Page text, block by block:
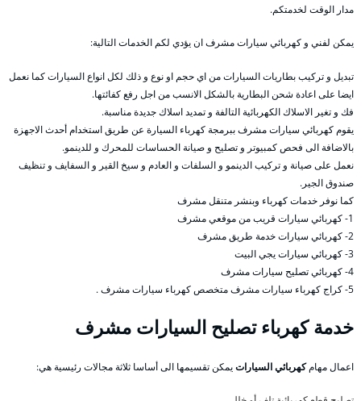
مدار الوقت لخدمتكم.
يمكن لفني و كهربائي سيارات مشرف ان يؤدي لكم الخدمات التالية:
تبديل و تركيب بطاريات السيارات من اي حجم او نوع و ذلك لكل انواع السيارات كما نعمل
ايضا على اعادة شحن البطارية بالشكل الانسب من اجل رفع كفائتها.
فك و تغير الاسلاك الكهربائية التالفة و تمديد اسلاك جديدة مناسبة.
يقوم كهربائي سيارات مشرف ببرمجة كهرباء السيارة عن طريق استخدام أحدث الاجهزة
بالاضافة الى فحص كمبيوتر و تصليح و صيانة الحساسات للمحرك و للدينمو.
نعمل على صيانة و تركيب الدينمو و السلفات و العادم و سيخ القير و السفايف و تنظيف
صندوق الجير.
كما نوفر خدمات كهرباء وبنشر متنقل مشرف
1- كهربائي سيارات قريب من موقعي مشرف
2- كهربائي سيارات خدمة طريق مشرف
3- كهربائي سيارات يجي البيت
4- كهربائي تصليح سيارات مشرف
5- كراج كهرباء سيارات مشرف متخصص كهرباء سيارات مشرف .
خدمة كهرباء تصليح السيارات مشرف
اعمال مهامكهربائي السياراتيمكن تقسيمها الى أساسا ثلاثة مجالات رئيسية هي: